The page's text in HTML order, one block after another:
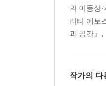
의 이동성
리티 에토
과 공간』,
작가의 다